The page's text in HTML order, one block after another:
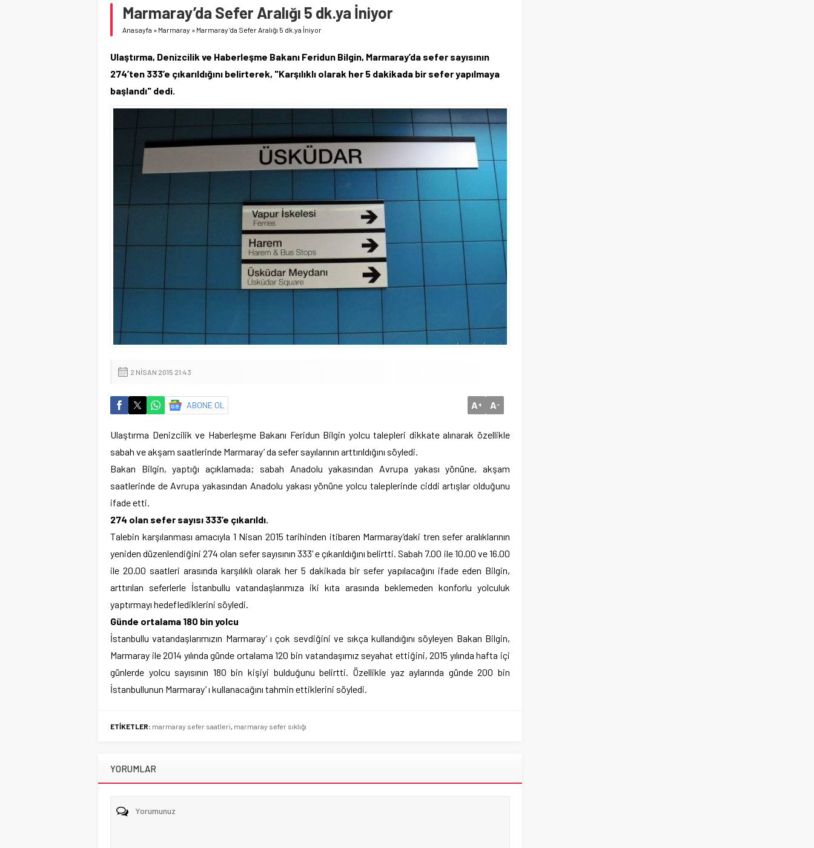
Marmaray’da Sefer Aralığı 5 dk.ya İniyor
Anasayfa » Marmaray » Marmaray’da Sefer Aralığı 5 dk.ya İniyor
Ulaştırma, Denizcilik ve Haberleşme Bakanı Feridun Bilgin, Marmaray’da sefer sayısının
274’ten 333’e çıkarıldığını belirterek, "Karşılıklı olarak her 5 dakikada bir sefer yapılmaya
başlandı" dedi.
2 NISAN 2015 21:43
ABONE OL A+ A-
Ulaştırma Denizcilik ve Haberleşme Bakanı Feridun Bilgin yolcu talepleri dikkate alınarak özellikle
sabah ve akşam saatlerinde Marmaray’ da sefer sayılarının arttırıldığını söyledi.
Bakan Bilgin, yaptığı açıklamada; sabah Anadolu yakasından Avrupa yakası yönüne, akşam
saatlerinde de Avrupa yakasından Anadolu yakası yönüne yolcu taleplerinde ciddi artışlar olduğunu
ifade etti.
274 olan sefer sayısı 333’e çıkarıldı.
Talebin karşılanması amacıyla 1 Nisan 2015 tarihinden itibaren Marmaray’daki tren sefer aralıklarının
yeniden düzenlendiğini 274 olan sefer sayısının 333’ e çıkarıldığını belirtti. Sabah 7.00 ile 10.00 ve 16.00
ile 20.00 saatleri arasında karşılıklı olarak her 5 dakikada bir sefer yapılacağını ifade eden Bilgin,
arttırılan seferlerle İstanbullu vatandaşlarımıza iki kıta arasında beklemeden konforlu yolculuk
yaptırmayı hedeflediklerini söyledi.
Günde ortalama 180 bin yolcu
İstanbullu vatandaşlarımızın Marmaray’ ı çok sevdiğini ve sıkça kullandığını söyleyen Bakan Bilgin,
Marmaray ile 2014 yılında günde ortalama 120 bin vatandaşımız seyahat ettiğini, 2015 yılında hafta içi
günlerde yolcu sayısının 180 bin kişiyi bulduğunu belirtti. Özellikle yaz aylarında günde 200 bin
İstanbullunun Marmaray’ ı kullanacağını tahmin ettiklerini söyledi.
ETİKETLER: marmaray sefer saatleri, marmaray sefer sıklığı
YORUMLAR